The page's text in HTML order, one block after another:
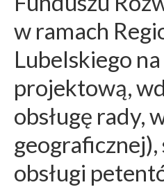
w ramach
Lubelskiego
projektową,
obsługę rady,
obsługi